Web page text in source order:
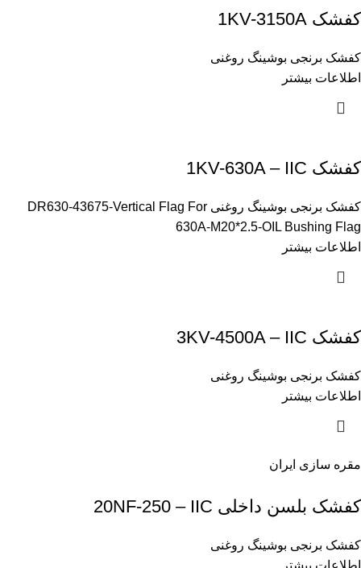
کفشک 1KV-3150A
کفشک برنجی بوشینگ روغنی
اطلاعات بیشتر
کفشک 1KV-630A – IIC
کفشک برنجی بوشینگ روغنی DR630-43675-Vertical Flag For
630A-M20*2.5-OIL Bushing Flag
اطلاعات بیشتر
کفشک 3KV-4500A – IIC
کفشک برنجی بوشینگ روغنی
اطلاعات بیشتر
مقره سازی ایران
کفشک بلسن داخلی 20NF-250 – IIC
کفشک برنجی بوشینگ روغنی
اطلاعات بیشتر